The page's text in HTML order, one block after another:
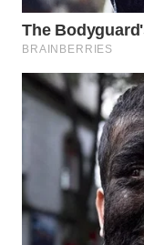
Wahana
Network
KONSUMEN
LISTRIK
MASYARAKAT
KELISTRIKAN
WALINKI
ID